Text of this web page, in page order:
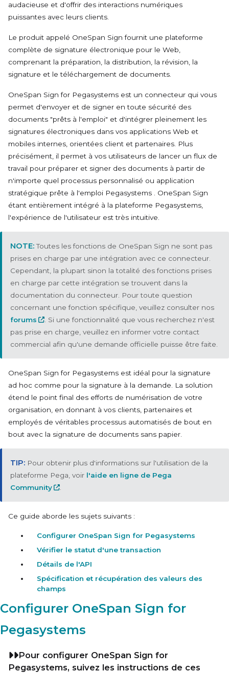
audacieuse et d'offrir des interactions numériques
puissantes avec leurs clients.
Le produit appelé OneSpan Sign fournit une plateforme
complète de signature électronique pour le Web,
comprenant la préparation, la distribution, la révision, la
signature et le téléchargement de documents.
OneSpan Sign for Pegasystems est un connecteur qui vous
permet d'envoyer et de signer en toute sécurité des
documents "prêts à l'emploi" et d'intégrer pleinement les
signatures électroniques dans vos applications Web et
mobiles internes, orientées client et partenaires. Plus
précisément, il permet à vos utilisateurs de lancer un flux de
travail pour préparer et signer des documents à partir de
n'importe quel processus personnalisé ou application
stratégique prête à l'emploi Pegasystems
. OneSpan Sign
étant entièrement intégré à la plateforme Pegasystems
l'expérience de l'utilisateur est très intuitive.
Toutes les fonctions de OneSpan Sign ne sont pas
prises en charge par une intégration avec ce connecteur.
Cependant, la plupart sinon la totalité des fonctions prises
en charge par cette intégration se trouvent dans la
documentation du connecteur. Pour toute question
concernant une fonction spécifique, veuillez consulter nos
forums
. Si une fonctionnalité que vous recherchez n'est
pas prise en charge, veuillez en informer votre contact
commercial afin qu'une demande officielle puisse être faite.
OneSpan Sign for Pegasystems est idéal pour la signature
ad hoc comme pour la signature à la demande. La solution
étend le point final des efforts de numérisation de votre
organisation, en donnant à vos clients, partenaires et
employés de véritables processus automatisés de bout en
bout avec la signature de documents sans papier.
Pour obtenir plus d'informations sur l'utilisation de la
plateforme Pega, voir l'aide en ligne de Pega
Community
Ce guide aborde les sujets suivants :
Configurer OneSpan Sign for Pegasystems
Vérifier le statut d'une transaction
Détails de l'API
Spécification et récupération des valeurs des
champs
Configurer OneSpan Sign for
Pegasystems
Pour configurer OneSpan Sign for
Pegasystems, suivez les instructions de ces